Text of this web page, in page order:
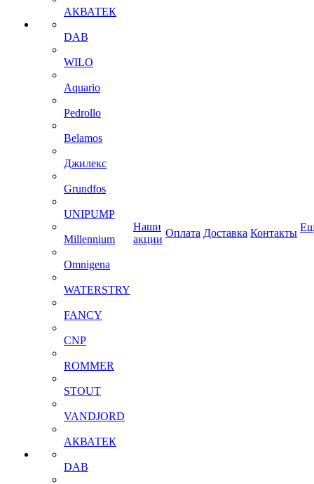
АКВАТЕК
DAB
WILO
Aquario
Pedrollo
Belamos
Джилекс
Grundfos
UNIPUMP
Millennium
Omnigena
WATERSTRY
FANCY
CNP
ROMMER
STOUT
VANDJORD
АКВАТЕК
DAB
Наши
акции
Оплата Доставка Контакты